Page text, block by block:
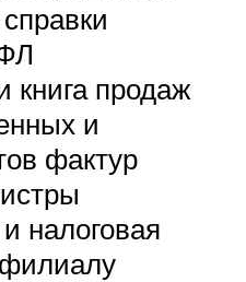
книга продаж
и
фактур
налоговая
филиалу